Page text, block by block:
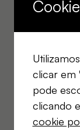
clicar em
pode
clicando
cookie